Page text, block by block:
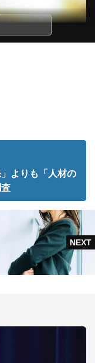
よりも「人材の